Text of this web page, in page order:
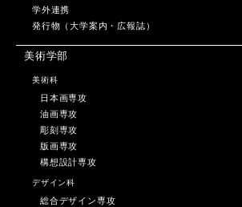
学外連携
発行物（大学案内・広報誌）
美術学部
美術科
日本画専攻
油画専攻
彫刻専攻
版画専攻
構想設計専攻
デザイン科
総合デザイン専攻